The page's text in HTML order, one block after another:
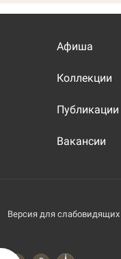
Афиша
Коллекции
Публикации
Вакансии
Версия для слабовидящих